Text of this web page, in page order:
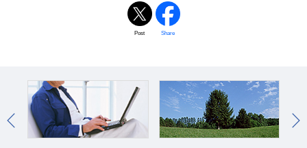
Post Share